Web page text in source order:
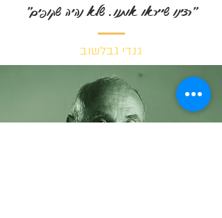
"רצינו שייראו אותנו. שלא נהיה שקופים"
גנדי גבלשוב